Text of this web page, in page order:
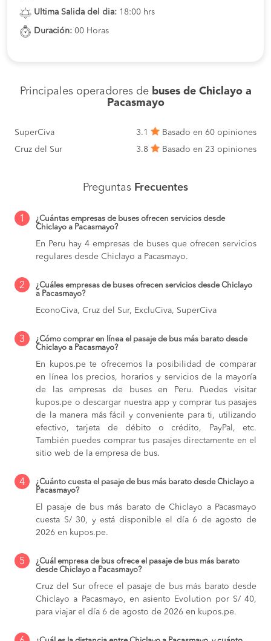
Ultima Salida del dia: 18:00 hrs
Duración: 00 Horas
Principales operadores de buses de Chiclayo a
Pacasmayo
SuperCiva 3.1
Basado en 60 opiniones
Cruz del Sur
3.8 Basado en 23 opiniones
Preguntas Frecuentes
1
¿Cuántas empresas de buses ofrecen servicios desde
Chiclayo a Pacasmayo?
En Peru hay 4 empresas de buses que ofrecen servicios
regulares desde Chiclayo a Pacasmayo.
2
¿Cuáles empresas de buses ofrecen servicios desde Chiclayo
a Pacasmayo?
EconoCiva, Cruz del Sur, ExcluCiva, SuperCiva
3
¿Cómo comprar en línea el pasaje de bus más barato desde
Chiclayo a Pacasmayo?
En kupos.pe te ofrecemos la posibilidad de comparar
en línea los precios, horarios y servicios de la mayoría
de las empresas de buses en Peru. Puedes visitar
kupos.pe o descargar nuestra app y comprar tus pasajes
de la manera más fácil y conveniente para ti, utilizando
efectivo, tarjeta de débito o crédito, PayPal, etc.
También puedes comprar tus pasajes directamente en el
sitio web de la empresa de bus.
4
¿Cuánto cuesta el pasaje de bus más barato desde Chiclayo a
Pacasmayo?
El pasaje de bus más barato de Chiclayo a Pacasmayo
cuesta S/ 30, y está disponible el día 6 de agosto de
2026 en kupos.pe.
5
¿Cuál empresa de bus ofrece el pasaje de bus más barato
desde Chiclayo a Pacasmayo?
Cruz del Sur ofrece el pasaje de bus más barato desde
Chiclayo a Pacasmayo, en asiento Evolution por S/ 40,
para viajar el día 6 de agosto de 2026 en kupos.pe.